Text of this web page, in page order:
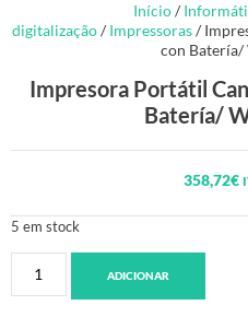
Início/
digitalização/ Impressoras/
con Batería/
Impresora Portátil
Batería/
358,72€
5 em stock
ADICIONAR